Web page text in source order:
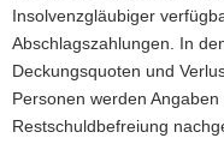
Insolvenzgläubiger
Abschlagszahlungen. In
Deckungsquoten und
Personen werden
Restschuldbefreiung